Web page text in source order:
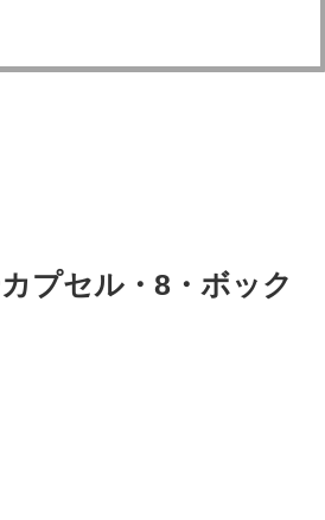
プセル・8・ボック